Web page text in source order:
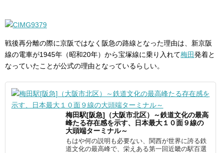
戦後再分離の際に京阪ではなく阪急の路線となった理由は、新京阪
線の電車が1945年（昭和20年）から宝塚線に乗り入れて梅田発着と
なっていたことが公式の理由となっているらしい。
梅田駅[阪急]（大阪市北区）～鉄道文化の最高
峰たる存在感を示す、日本最大１０面９線の
大頭端ターミナル～
もはや何の説明も必要ない、関西が世界に誇る鉄
道文化の最高峰で、栄えある第一回近畿の駅百選